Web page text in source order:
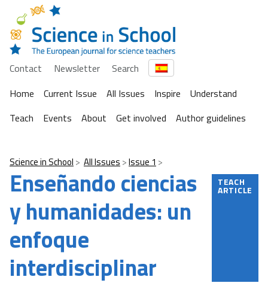
Contact Newsletter
Search
Home
Current Issue All Issues Inspire
Understand
Teach
Events About Get involved Author guidelines
Science in School All Issues Issue 1
Enseñando ciencias
y humanidades: un
enfoque
interdisciplinar
TEACH
ARTICLE